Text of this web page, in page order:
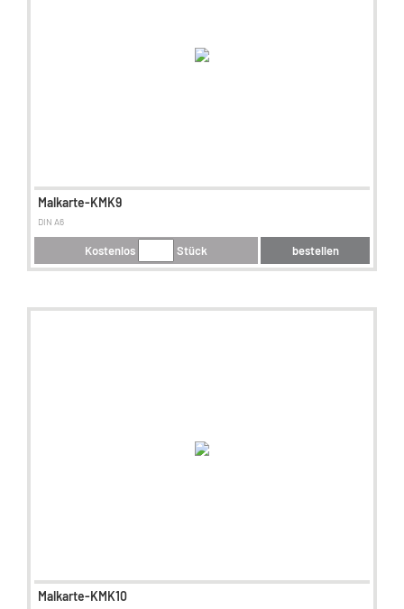
Malkarte-KMK9
DIN A6
Kostenlos Stück bestellen
Malkarte-KMK10